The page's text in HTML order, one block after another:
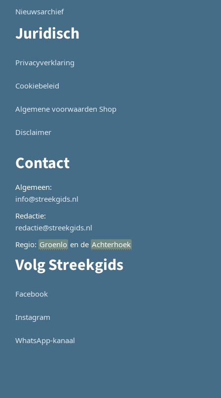
Nieuwsarchief
Juridisch
Privacyverklaring
Cookiebeleid
Algemene voorwaarden Shop
Disclaimer
Contact
Algemeen:
info@streekgids.nl
Redactie:
redactie@streekgids.nl
Regio: Groenlo en de Achterhoek
Volg Streekgids
Facebook
Instagram
WhatsApp-kanaal